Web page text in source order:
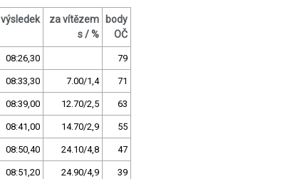
výsledek
za vítězem
s / %
body
OČ
08:26,30 79
08:33,30 7.00/1,4 71
08:39,00 12.70/2,5 63
08:41,00 14.70/2,9 55
08:50,40 24.10/4,8 47
08:51,20 24.90/4,9 39